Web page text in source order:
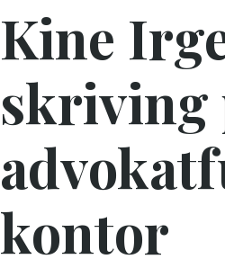
Kine
skriving
kontor